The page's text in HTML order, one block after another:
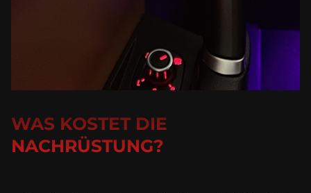
WAS KOSTET DIE
NACHRÜSTUNG?